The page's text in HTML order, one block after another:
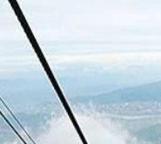
đa dạng
được khác phá một